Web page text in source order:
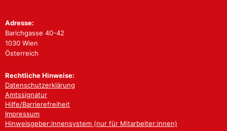
Adresse:
Barichgasse 40-42
1030 Wien
Österreich
Rechtliche Hinweise:
Datenschutzerklärung
Amtssignatur
Hilfe/Barrierefreiheit
Impressum
Hinweisgeber:innensystem (nur für Mitarbeiter:innen)